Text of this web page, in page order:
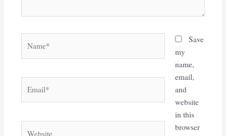
Save
my
name,
email,
and
website
in this
browser